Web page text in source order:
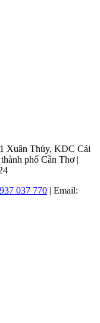
Xuân Thủy, KDC Cái
phố Cần Thơ |
037 770 | Email: